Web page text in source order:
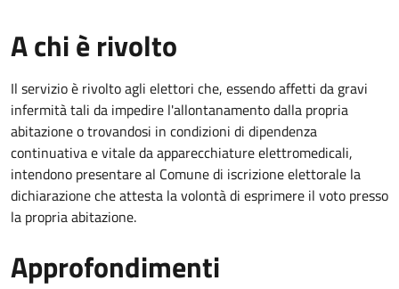
A chi è rivolto
Il servizio è rivolto agli elettori che, essendo affetti da gravi
infermità tali da impedire l'allontanamento dalla propria
abitazione o trovandosi in condizioni di dipendenza
continuativa e vitale da apparecchiature elettromedicali,
intendono presentare al Comune di iscrizione elettorale la
dichiarazione che attesta la volontà di esprimere il voto presso
la propria abitazione.
Approfondimenti